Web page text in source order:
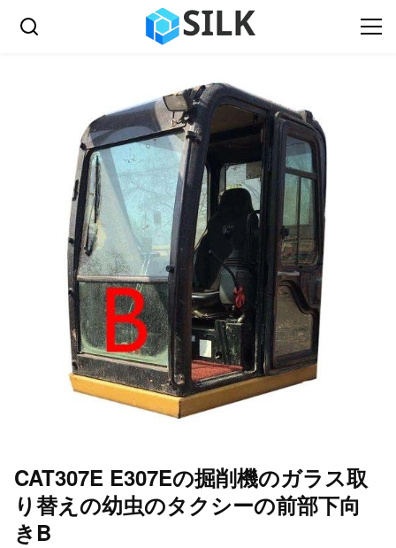
CAT307E E307Eの掘削機のガラス取
り替えの幼虫のタクシーの前部下向
きB